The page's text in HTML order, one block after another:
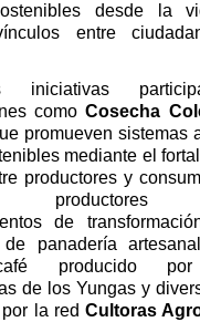
desde la
entre
iniciativas
comoCosecha
promueven sistemas
mediante el
productores y
productores
de
de panadería
producido por
de los Yungas y
por la redCultoras